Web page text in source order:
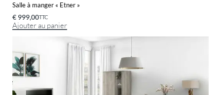
Salle à manger « Etner »
€ 999,00TTC
Ajouter au panier